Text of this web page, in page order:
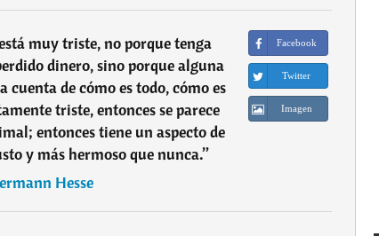
muy triste, no porque tenga
dinero, sino porque alguna
cuenta de cómo es todo, cómo es
triste, entonces se parece
entonces tiene un aspecto de
y más hermoso que nunca.”
Hesse
Facebook
Twitter
Imagen